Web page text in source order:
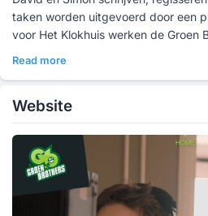
taken worden uitgevoerd door een
voor Het Klokhuis werken de Groen
en realiseren viral video's.
Read more
Website